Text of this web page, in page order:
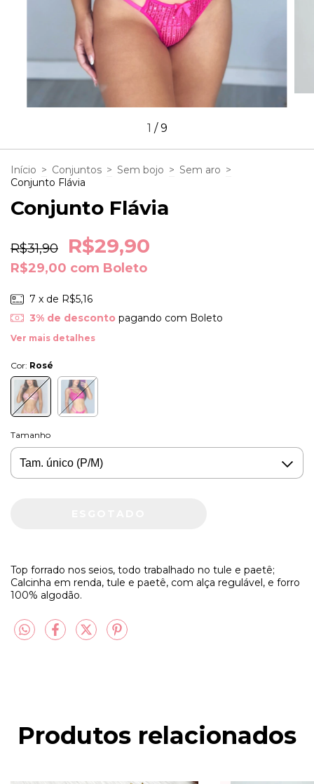
1 /9
Início > Conjuntos > Sem bojo > Sem aro >
Conjunto Flávia
Conjunto Flávia
R$31,90 R$29,90
R$29,00 com Boleto
7 x de R$5,16
3% de desconto pagando com Boleto
Ver mais detalhes
Cor: Rosé
Tamanho
Top forrado nos seios, todo trabalhado no tule e paetê;
Calcinha em renda, tule e paetê, com alça regulável, e forro
100% algodão.
Produtos relacionados